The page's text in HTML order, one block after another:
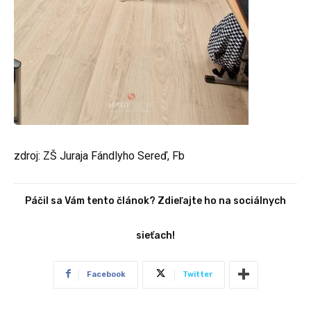
zdroj: ZŠ Juraja Fándlyho Sereď, Fb
Páčil sa Vám tento článok? Zdieľajte ho na sociálnych
sieťach!
Facebook Twitter